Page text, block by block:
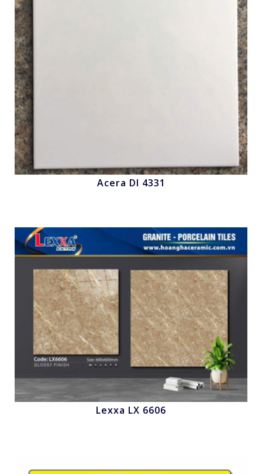
Nhấn để xem
Acera Dl 4331
Nhấn để xem
Lexxa LX 6606